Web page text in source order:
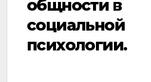
общности в
социальной
психологии.